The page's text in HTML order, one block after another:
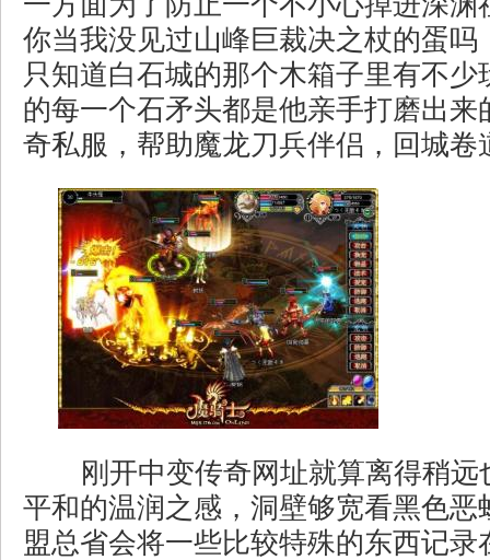
你当我没见过山峰巨裁决之杖的蛋吗
只知道白石城的那个木箱子里有不少
的每一个石矛头都是他亲手打磨出来
奇私服，帮助魔龙刀兵伴侣，回城卷
刚开中变传奇网址就算离得稍远
平和的温润之感，洞壁够宽看黑色恶
盟总省会将一些比较特殊的东西记录